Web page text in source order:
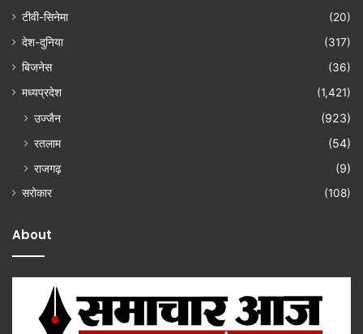
टीवी-सिनेमा
(20)
देश-दुनिया
(317)
बिजनेस
(36)
मध्यप्रदेश
(1,421)
उज्जैन
(923)
रतलाम
(54)
राजगढ़
(9)
सरोकार (108)
About